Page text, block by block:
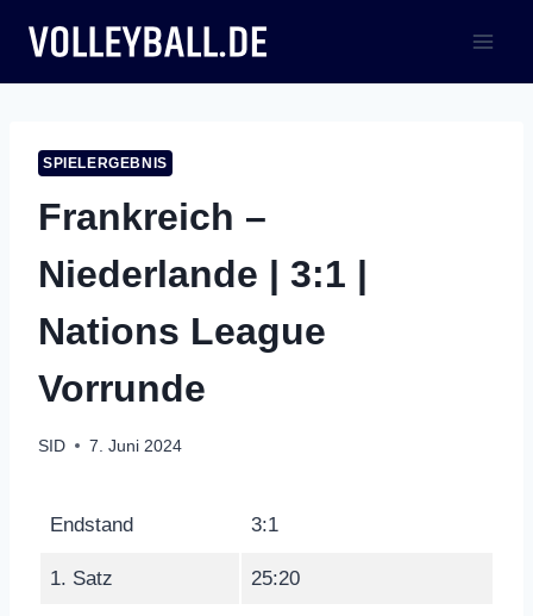
Inhalt
springen
SPIELERGEBNIS
Frankreich –
Niederlande | 3:1 |
Nations League
Vorrunde
SID 7. Juni 2024
Endstand 3:1
1. Satz 25:20